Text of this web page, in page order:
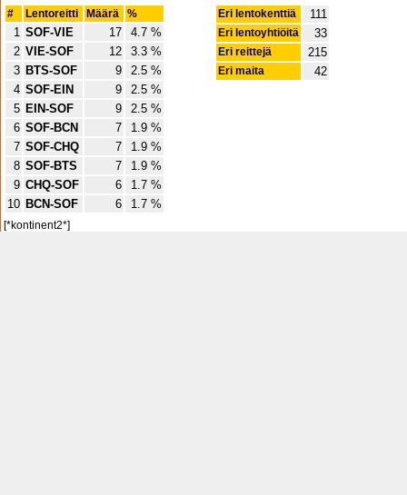
# Lentoreitti Määrä %
1 SOF-VIE 17
4.7 %
2 VIE-SOF 12
3.3 %
3 BTS-SOF 9
2.5 %
4 SOF-EIN 9
2.5 %
5 EIN-SOF 9
2.5 %
6 SOF-BCN 7
1.9 %
7 SOF-CHQ 7
1.9 %
8 SOF-BTS 7
1.9 %
9 CHQ-SOF 6
1.7 %
10 BCN-SOF 6 1.7 %
Eri lentokenttiä 111
Eri lentoyhtiöitä 33
Eri reittejä 215
Eri maita 42
[*kontinent2*]